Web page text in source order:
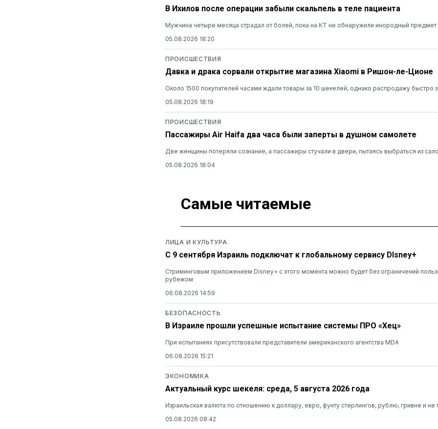
В Ихилов после операции забыли скальпель в теле пациента
Мужчина четыре месяца страдал от болей, пока на КТ не обнаружили инородный предмет
05.08.2026 18:20
ПРОИСШЕСТВИЯ
Давка и драка сорвали открытие магазина Xiaomi в Ришон-ле-Ционе
Около 1500 покупателей часами ждали товары за 10 шекелей, однако распродажу быстро
05.08.2026 18:19
ПРОИСШЕСТВИЯ
Пассажиры Air Haifa два часа были заперты в душном самолете
Две женщины потеряли сознание, а пассажиры стучали в двери, пытаясь выбраться из
05.08.2026 18:04
Самые читаемые
ЛИЦА И КУЛЬТУРА
С 9 сентября Израиль подключат к глобальному сервису DIsney+
Стриминговым приложением Disney+ с этого момента можно будет без ограничений
рубежом
06.08.2026 14:59
БЕЗОПАСНОСТЬ
В Израиле прошли успешные испытание системы ПРО «Хец»
При испытаниях присутствовали представители американского агентства MDA
06.08.2026 15:21
ЭКОНОМИКА
Актуальный курс шекеля: среда, 5 августа 2026 года
Израильская валюта по отношению к доллару, евро, фунту стерлингов, рублю, гривне и не
05.08.2026 08:42